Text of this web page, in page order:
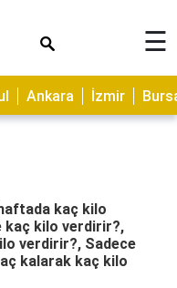
☰
Ankara İzmir
kaç kilo
kaç kilo verdirir?,
verdirir?, Sadece
kalarak kaç kilo